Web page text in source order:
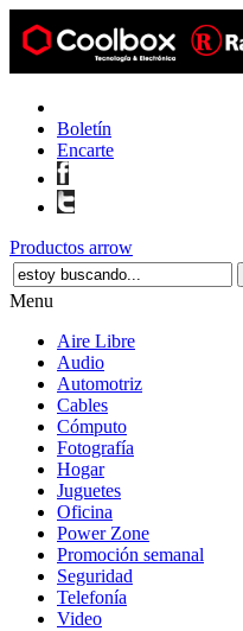
Boletín
Encarte
Productos arrow
Menu
Aire Libre
Audio
Automotriz
Cables
Cómputo
Fotografía
Hogar
Juguetes
Oficina
Power Zone
Promoción semanal
Seguridad
Telefonía
Video